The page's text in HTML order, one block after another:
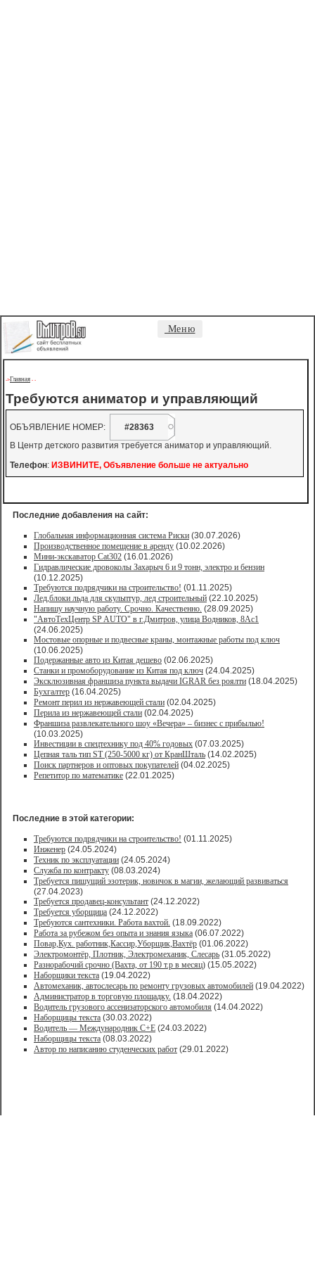
Меню
->Главная - -
Требуются аниматор и управляющий
ОБЪЯВЛЕНИЕ НОМЕР:
#28363
В Центр детского развития требуется аниматор и управляющий.
Телефон: ИЗВИНИТЕ, Объявление больше не актуально
Последние добавления на сайт:
Глобальная информационная система Риски (30.07.2026)
Производственное помещение в аренду (10.02.2026)
Мини-экскаватор Cat302 (16.01.2026)
Гидравлические дровоколы Захарыч 6 и 9 тонн, электро и бензин
(10.12.2025)
Требуются подрядчики на строительство! (01.11.2025)
Лед,блоки льда для скульптур, лед строительный (22.10.2025)
Напишу научную работу. Срочно. Качественно. (28.09.2025)
"АвтоТехЦентр SP AUTO" в г.Дмитров, улица Водников, 8Ас1
(24.06.2025)
Мостовые опорные и подвесные краны, монтажные работы под ключ
(10.06.2025)
Подержанные авто из Китая дешево (02.06.2025)
Станки и промоборудование из Китая под ключ (24.04.2025)
Эксклюзивная франшиза пункта выдачи IGRAR без роялти (18.04.2025)
Бухгалтер (16.04.2025)
Ремонт перил из нержавеющей стали (02.04.2025)
Перила из нержавеющей стали (02.04.2025)
Франшиза развлекательного шоу «Вечера» – бизнес с прибылью!
(10.03.2025)
Инвестиции в спецтехнику под 40% годовых (07.03.2025)
Цепная таль тип ST (250-5000 кг) от КранШталь (14.02.2025)
Поиск партнеров и оптовых покупателей (04.02.2025)
Репетитор по математике (22.01.2025)
Последние в этой категории:
Требуются подрядчики на строительство! (01.11.2025)
Инженер (24.05.2024)
Техник по эксплуатации (24.05.2024)
Служба по контракту (08.03.2024)
Требуется пишущий эзотерик, новичок в магии, желающий развиваться
(27.04.2023)
Требуется продавец-консультант (24.12.2022)
Требуется уборщица (24.12.2022)
Требуются сантехники. Работа вахтой. (18.09.2022)
Работа за рубежом без опыта и знания языка (06.07.2022)
Повар,Кух. работник,Кассир,Уборщик,Вахтёр (01.06.2022)
Электромонтёр, Плотник, Электромеханик, Слесарь (31.05.2022)
Paзнoрабочий cрочно (Вахта, от 190 т.р в месяц) (15.05.2022)
Наборщики текста (19.04.2022)
Автомеханик, автослесарь по ремонту грузовых автомобилей (19.04.2022)
Администратор в торговую площадку. (18.04.2022)
Водитель грузового ассенизаторского автомобиля (14.04.2022)
Наборщицы текста (30.03.2022)
Водитель — Международник С+Е (24.03.2022)
Наборщицы текста (08.03.2022)
Автор по написанию студенческих работ (29.01.2022)